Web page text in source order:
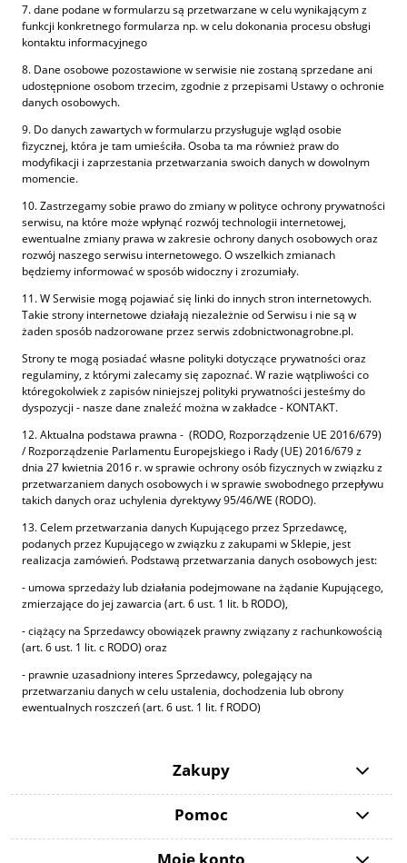
7. dane podane w formularzu są przetwarzane w celu wynikającym z
funkcji konkretnego formularza np. w celu dokonania procesu obsługi
kontaktu informacyjnego
8. Dane osobowe pozostawione w serwisie nie zostaną sprzedane ani
udostępnione osobom trzecim, zgodnie z przepisami Ustawy o ochronie
danych osobowych.
9. Do danych zawartych w formularzu przysługuje wgląd osobie
fizycznej, która je tam umieściła. Osoba ta ma również praw do
modyfikacji i zaprzestania przetwarzania swoich danych w dowolnym
momencie.
10. Zastrzegamy sobie prawo do zmiany w polityce ochrony prywatności
serwisu, na które może wpłynąć rozwój technologii internetowej,
ewentualne zmiany prawa w zakresie ochrony danych osobowych oraz
rozwój naszego serwisu internetowego. O wszelkich zmianach
będziemy informować w sposób widoczny i zrozumiały.
11. W Serwisie mogą pojawiać się linki do innych stron internetowych.
Takie strony internetowe działają niezależnie od Serwisu i nie są w
żaden sposób nadzorowane przez serwis zdobnictwonagrobne.pl.
Strony te mogą posiadać własne polityki dotyczące prywatności oraz
regulaminy, z którymi zalecamy się zapoznać. W razie wątpliwości co
któregokolwiek z zapisów niniejszej polityki prywatności jesteśmy do
dyspozycji - nasze dane znaleźć można w zakładce - KONTAKT.
12. Aktualna podstawa prawna - (RODO, Rozporządzenie UE 2016/679)
/ Rozporządzenie Parlamentu Europejskiego i Rady (UE) 2016/679 z
dnia 27 kwietnia 2016 r. w sprawie ochrony osób fizycznych w związku z
przetwarzaniem danych osobowych i w sprawie swobodnego przepływu
takich danych oraz uchylenia dyrektywy 95/46/WE (RODO).
13. Celem przetwarzania danych Kupującego przez Sprzedawcę,
podanych przez Kupującego w związku z zakupami w Sklepie, jest
realizacja zamówień. Podstawą przetwarzania danych osobowych jest:
- umowa sprzedaży lub działania podejmowane na żądanie Kupującego,
zmierzające do jej zawarcia (art. 6 ust. 1 lit. b RODO),
- ciążący na Sprzedawcy obowiązek prawny związany z rachunkowością
(art. 6 ust. 1 lit. c RODO) oraz
- prawnie uzasadniony interes Sprzedawcy, polegający na
przetwarzaniu danych w celu ustalenia, dochodzenia lub obrony
ewentualnych roszczeń (art. 6 ust. 1 lit. f RODO)
Zakupy
Pomoc
Moje konto